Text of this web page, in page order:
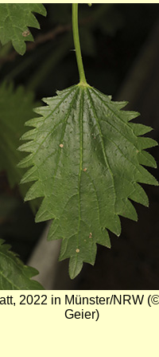
2022 in Münster/NRW
Geier)